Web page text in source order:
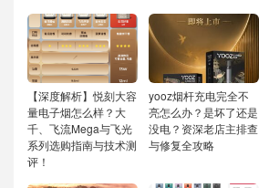
【深度解析】悦刻大容
量电子烟怎么样？大
千、飞流Mega与飞光
系列选购指南与技术测
评！
yooz烟杆充电完全不
亮怎么办？是坏了还是
没电？资深老店主排查
与修复全攻略